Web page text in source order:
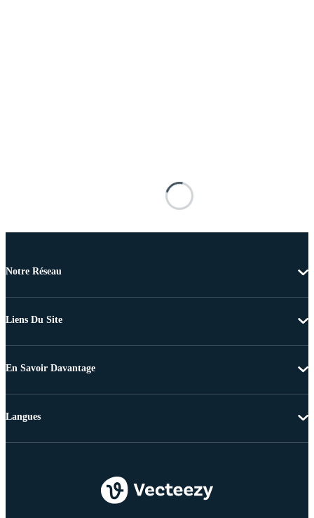
Notre Réseau
Liens Du Site
En Savoir Davantage
Langues